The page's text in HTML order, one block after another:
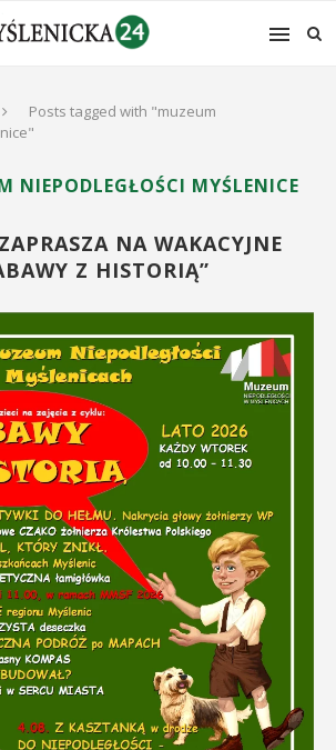
Posts tagged with "muzeum
NIEPODLEGŁOŚCI MYŚLENICE
NA WAKACYJNE
Z HISTORIĄ”